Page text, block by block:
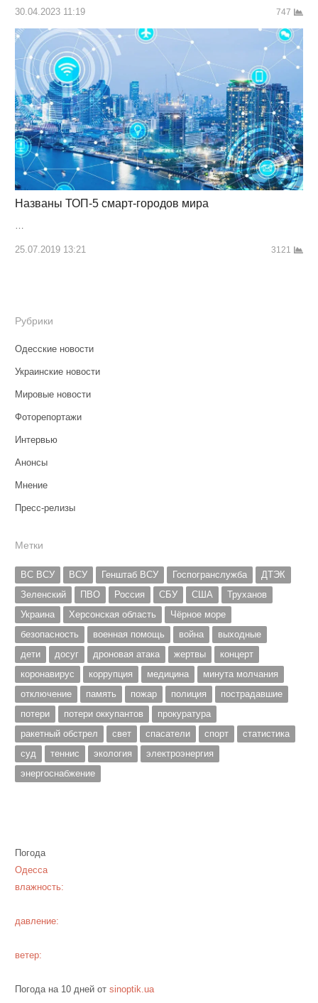
30.04.2023 11:19 747
Названы ТОП-5 смарт-городов мира
…
25.07.2019 13:21 3121
Рубрики
Одесские новости
Украинские новости
Мировые новости
Фоторепортажи
Интервью
Анонсы
Мнение
Пресс-релизы
Метки
ВС ВСУ ВСУ Генштаб ВСУ Госпогранслужба
ДТЭК
Зеленский
ПВО Россия СБУ США
Труханов
Украина
Херсонская область
Чёрное море
безопасность
военная помощь война
выходные
дети
досуг дроновая атака жертвы
концерт
коронавирус
коррупция медицина
минута молчания
отключение
память пожар полиция
пострадавшие
потери
потери оккупантов
прокуратура
ракетный обстрел
свет спасатели спорт
статистика
суд
теннис экология
электроэнергия
энергоснабжение
Погода
Одесса
влажность:
давление:
ветер:
Погода на 10 дней от sinoptik.ua